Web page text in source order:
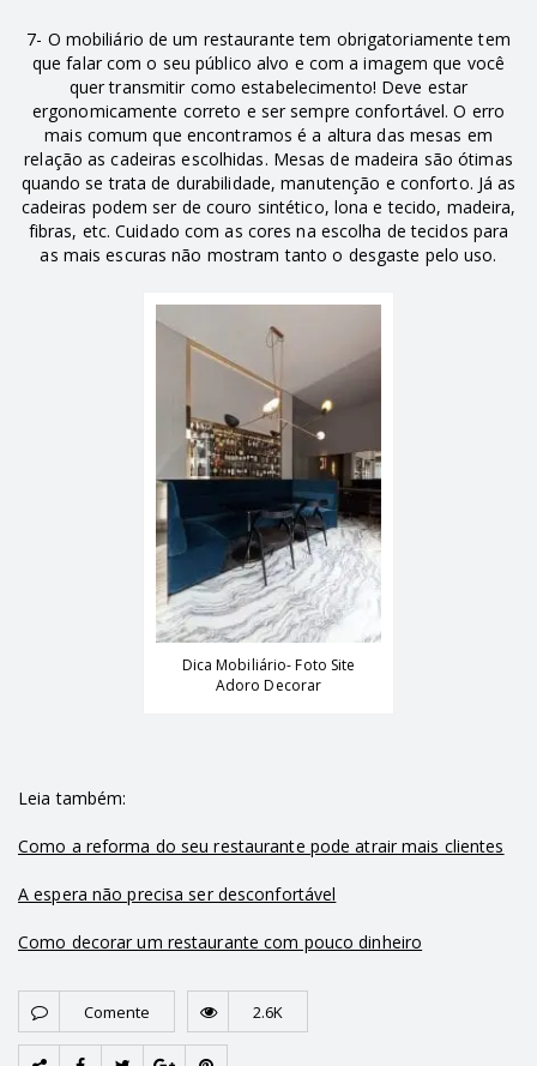
7- O mobiliário de um restaurante tem obrigatoriamente tem
que falar com o seu público alvo e com a imagem que você
quer transmitir como estabelecimento! Deve estar
ergonomicamente correto e ser sempre confortável. O erro
mais comum que encontramos é a altura das mesas em
relação as cadeiras escolhidas. Mesas de madeira são ótimas
quando se trata de durabilidade, manutenção e conforto. Já as
cadeiras podem ser de couro sintético, lona e tecido, madeira,
fibras, etc. Cuidado com as cores na escolha de tecidos para
as mais escuras não mostram tanto o desgaste pelo uso.
Dica Mobiliário- Foto Site
Adoro Decorar
Leia também:
Como a reforma do seu restaurante pode atrair mais clientes
A espera não precisa ser desconfortável
Como decorar um restaurante com pouco dinheiro
Comente 2.6K